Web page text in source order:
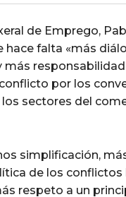
de Emprego,
hace falta «más
más
por los
sectores del
simplificación,
de los conflictos
respeto a un